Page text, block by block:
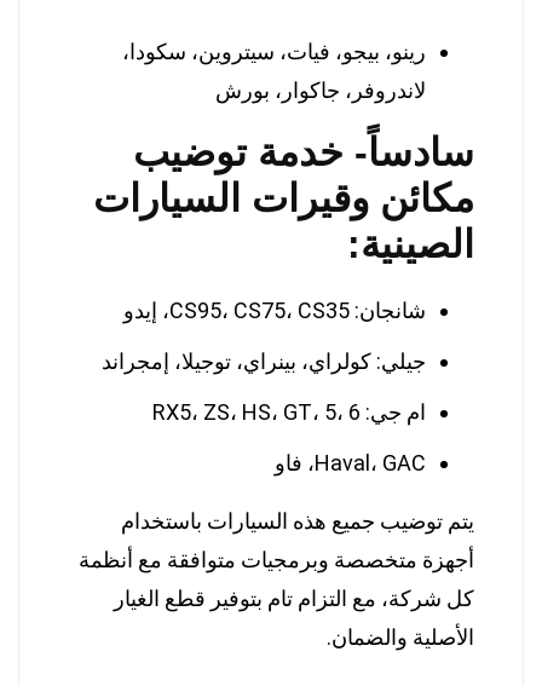
رينو، بيجو، فيات، سيتروين، سكودا،
لاندروفر، جاكوار، بورش
سادساً- خدمة توضيب
مكائن وقيرات السيارات
الصينية:
شانجان: CS95، CS75، CS35، إيدو
جيلي: كولراي، بينراي، توجيلا، إمجراند
ام جي: RX5، ZS، HS، GT، 5، 6
Haval، GAC، فاو
يتم توضيب جميع هذه السيارات باستخدام
أجهزة متخصصة وبرمجيات متوافقة مع أنظمة
كل شركة، مع التزام تام بتوفير قطع الغيار
الأصلية والضمان.